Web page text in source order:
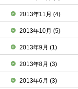
2013年11月(4)
2013年10月(5)
2013年9月(1)
2013年8月(3)
2013年6月(3)